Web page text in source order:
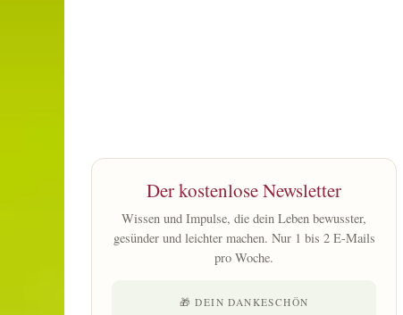
Der kostenlose Newsletter
Wissen und Impulse, die dein Leben bewusster,
gesünder und leichter machen. Nur 1 bis 2 E-Mails
pro Woche.
🎁 DEIN DANKESCHÖN